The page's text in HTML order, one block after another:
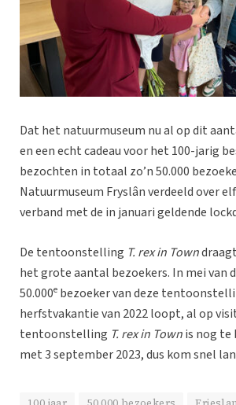
Dat het natuurmuseum nu al op dit
en een echt cadeau voor het 100-jarig
bezochten in totaal zo’n 50.000
Natuurmuseum Fryslân verdeeld over
verband met de in januari geldende
De tentoonstelling T. rex in Town
het grote aantal bezoekers. In mei van
50.000e bezoeker van deze
herfstvakantie van 2022 loopt, al op
tentoonstelling T. rex in Townis nog te
met 3 september 2023, dus kom snel